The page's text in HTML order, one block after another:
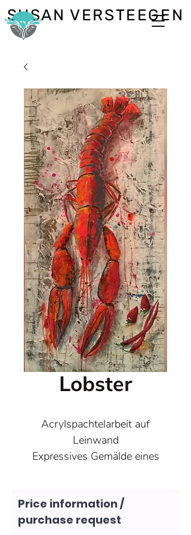
SUSAN VERSTEEGEN
Lobster
Acrylspachtelarbeit auf
Leinwand
Expressives Gemälde eines
Robustheit und
Überlebensstärke, zugleich
Price information /
purchase request